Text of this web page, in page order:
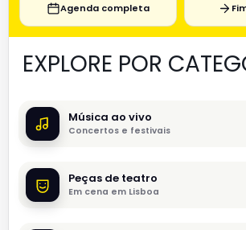
Agenda completa
EXPLORE POR
Música ao vivo
Concertos e festivais
Peças de teatro
Em cena em Lisboa